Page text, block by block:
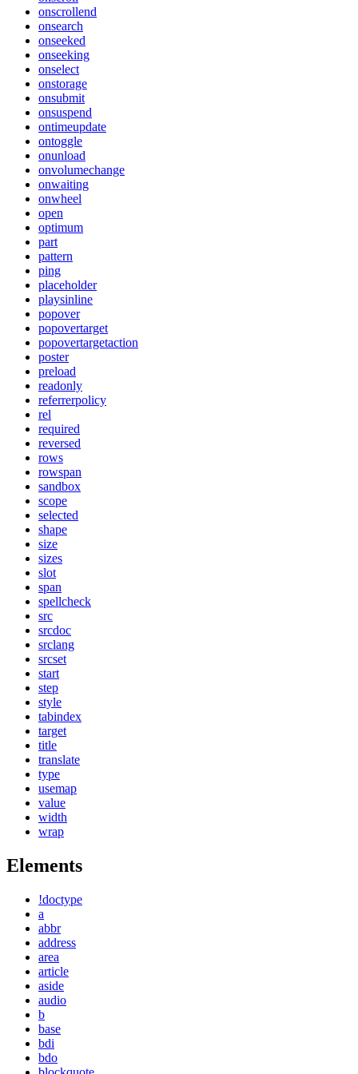
onscrollend
onsearch
onseeked
onseeking
onselect
onstorage
onsubmit
onsuspend
ontimeupdate
ontoggle
onunload
onvolumechange
onwaiting
onwheel
open
optimum
part
pattern
ping
placeholder
playsinline
popover
popovertarget
popovertargetaction
poster
preload
readonly
referrerpolicy
rel
required
reversed
rows
rowspan
sandbox
scope
selected
shape
size
sizes
slot
span
spellcheck
src
srcdoc
srclang
srcset
start
step
style
tabindex
target
title
translate
type
usemap
value
width
wrap
Elements
!doctype
a
abbr
address
area
article
aside
audio
b
base
bdi
bdo